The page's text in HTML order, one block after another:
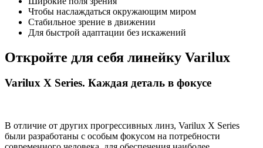
Чтобы наслаждаться окружающим миром
Стабильное зрение в движении
Для быстрой адаптации без искажений
Откройте для себя линейку Varilux
Varilux X Series. Каждая деталь в фокусе
В отличие от других прогрессивных линз, Varilux X Series
были разработаны с особым фокусом на потребности